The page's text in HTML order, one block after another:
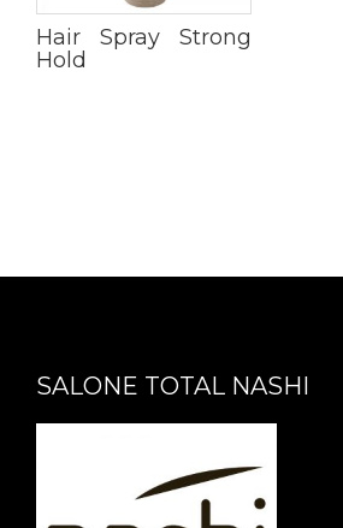
Hair Spray Strong
Hold
SALONE TOTAL NASHI